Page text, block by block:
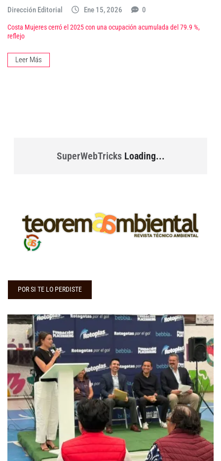
Dirección Editorial Ene 15, 2026 0
Costa Mujeres cerró el 2025 con una ocupación acumulada del 79.9 %,
reflejo
Leer Más
SuperWebTricksLoading...
POR SI TE LO PERDISTE